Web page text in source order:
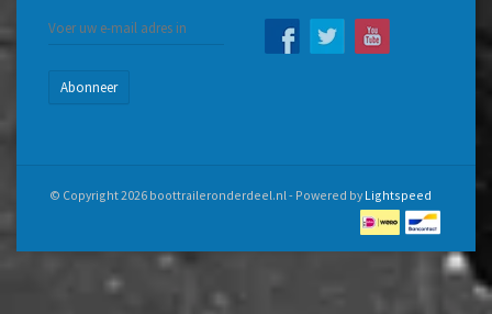
Abonneer
© Copyright 2026 boottraileronderdeel.nl - Powered byLightspeed